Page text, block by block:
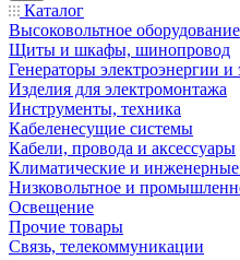
Каталог
Высоковольтное оборудование
Щиты и шкафы, шинопровод
Генераторы электроэнергии
Изделия для электромонтажа
Инструменты, техника
Кабеленесущие системы
Кабели, провода и аксессуары
Климатические и
Низковольтное и
Освещение
Прочие товары
Связь, телекоммуникации